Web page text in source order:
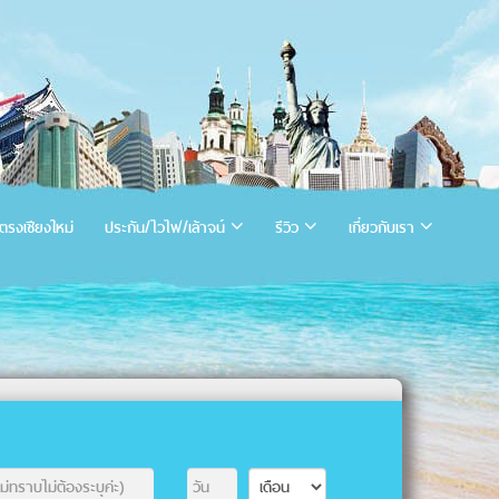
งเชียงใหม่ ประกัน/ไวไฟ/เล้าจน์ รีวิว เกี่ยวกับเรา